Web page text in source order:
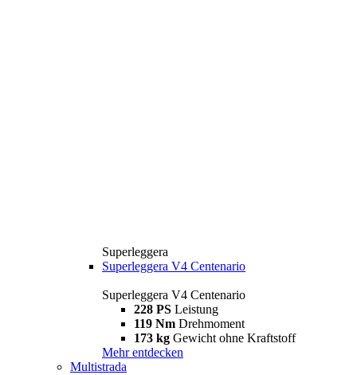
Superleggera
Superleggera V4 Centenario
Superleggera V4 Centenario
228 PS Leistung
119 Nm Drehmoment
173 kg Gewicht ohne Kraftstoff
Mehr entdecken
Multistrada